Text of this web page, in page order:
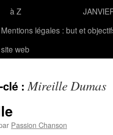
à Z
Mentions légales : but et
site web
clé :Mireille Dumas
Passion Chanson